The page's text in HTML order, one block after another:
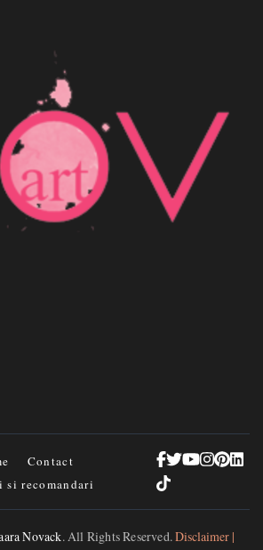
Contact
si recomandari
Novack. All Rights Reserved.Disclaimer |